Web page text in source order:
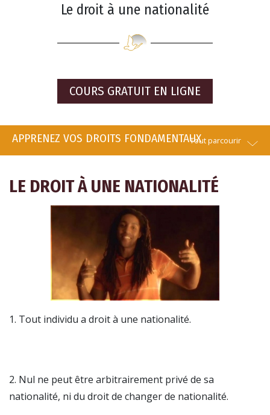
Le droit à une nationalité
COURS GRATUIT EN LIGNE
APPRENEZ VOS DROITS FONDAMENTAUXTout parcourir
LE DROIT À UNE NATIONALITÉ
1. Tout individu a droit à une nationalité.
2. Nul ne peut être arbitrairement privé de sa
nationalité, ni du droit de changer de nationalité.